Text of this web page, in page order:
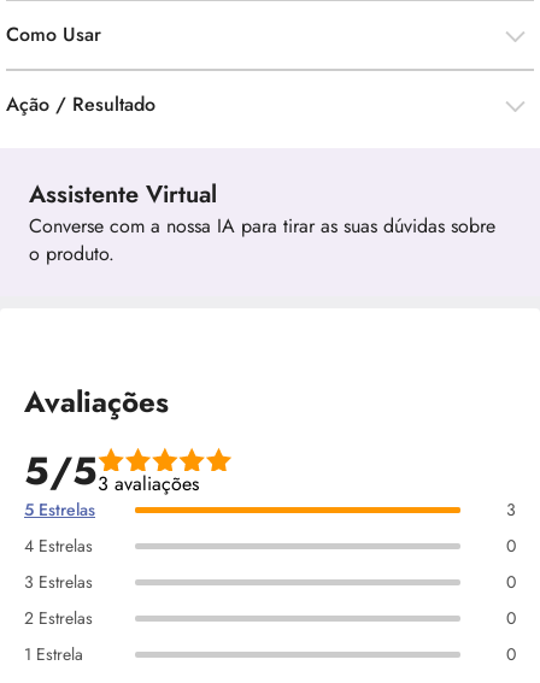
Como Usar
Ação / Resultado
Assistente Virtual
Converse com a nossa IA para tirar as suas dúvidas sobre
o produto.
Avaliações
5/53 avaliações
5 Estrelas
3
4 Estrelas
0
3 Estrelas
0
2 Estrelas
0
1 Estrela
0